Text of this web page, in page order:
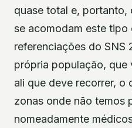
quase total e,
se acomodam este tipo
referenciações do SNS
própria população, que
ali que deve recorrer, o
zonas onde não temos
nomeadamente